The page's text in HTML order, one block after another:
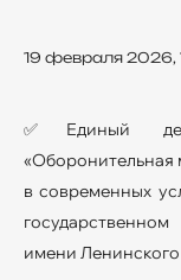
19 февраля 2026,
✅Единый
«Оборонительная
в современных
имени